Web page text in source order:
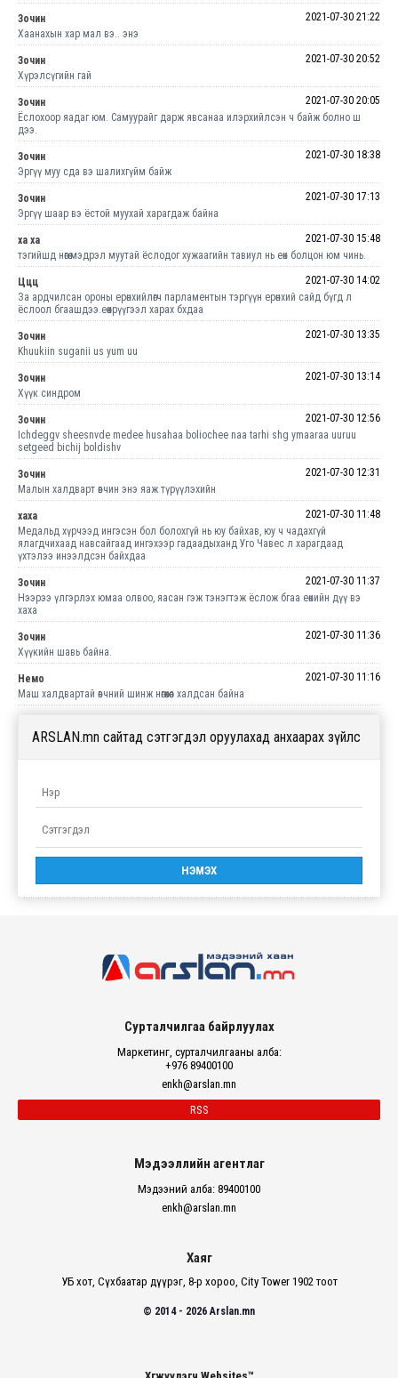
Зочин
2021-07-30 21:22
Хаанахын хар мал вэ.. энэ
Зочин
2021-07-30 20:52
Хүрэлсүгийн гай
Зочин
2021-07-30 20:05
Ёслохоор яадаг юм. Самуурайг дарж явсанаа илэрхийлсэн ч байж болно ш
дээ.
Зочин
2021-07-30 18:38
Эргүү муу сда вэ шалихгүйм байж
Зочин
2021-07-30 17:13
Эргүү шаар вэ ёстой муухай харагдаж байна
ха ха
2021-07-30 15:48
тэгийшд нөгөө мэдрэл муутай ёслодог хужаагийн тавиул нь еөк болцон юм чинь.
Ццц
2021-07-30 14:02
За ардчилсан ороны ерөнхийлөгч парламентын тэргүүн ерөнхий сайд бүгд л
ёслоол бгаашдээ.еөөкрүүгээл харах бхдаа
Зочин
2021-07-30 13:35
Khuukiin suganii us yum uu
Зочин
2021-07-30 13:14
Хүүк синдром
Зочин
2021-07-30 12:56
Ichdeggv sheesnvde medee husahaa boliochee naa tarhi shg ymaaraa uuruu
setgeed bichij boldishv
Зочин
2021-07-30 12:31
Малын халдварт өвчин энэ яаж түрүүлэхийн
хаха
2021-07-30 11:48
Медальд хүрчээд ингэсэн бол болохгүй нь юу байхав, юу ч чадахгүй
ялагдчихаад навсайгаад ингэхээр гадаадыханд Уго Чавес л харагдаад
үхтэлээ инээлдсэн байхдаа
Зочин
2021-07-30 11:37
Нээрээ үлгэрлэх юмаа олвоо, яасан гэж тэнэгтэж ёслож бгаа еөкийн дүү вэ
хаха
Зочин
2021-07-30 11:36
Хүүкийн шавь байна.
Немо
2021-07-30 11:16
Маш халдвартай өвчний шинж нөгөөхөөс халдсан байна
ARSLAN.mn сайтад сэтгэгдэл оруулахад анхаарах зүйлс
Сурталчилгаа байрлуулах
Маркетинг, сурталчилгааны алба:
+976 89400100
enkh@arslan.mn
RSS
Мэдээллийн агентлаг
Мэдээний алба: 89400100
enkh@arslan.mn
Хаяг
УБ хот, Сүхбаатар дүүрэг, 8-р хороо, City Tower 1902 тоот
© 2014 - 2026 Arslan.mn